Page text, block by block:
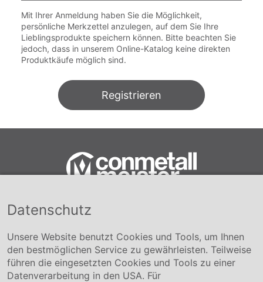
Mit Ihrer Anmeldung haben Sie die Möglichkeit,
persönliche Merkzettel anzulegen, auf dem Sie Ihre
Lieblingsprodukte speichern können. Bitte beachten Sie
jedoch, dass in unserem Online-Katalog keine direkten
Produktkäufe möglich sind.
Registrieren
Conmetall Meister GmbH
+49 5141-180
info@conmetallmeister.de
www.conmetallmeister.de
Unternehmen
Datenschutz
Unsere Website benutzt Cookies und Tools, um Ihnen
den bestmöglichen Service zu gewährleisten. Teilweise
führen die eingesetzten Cookies und Tools zu einer
Datenverarbeitung in den USA. Für